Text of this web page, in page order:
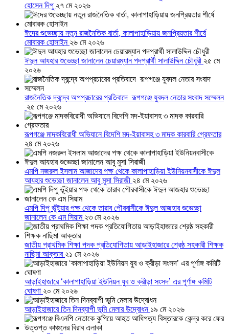
হোসেন দিপু ২৭ মে ২০২৬
ঈদের শুভেচ্ছায় নতুন রাজনৈতিক বার্তা, কালাপাহাড়িয়ায় জনপ্রিয়তার শীর্ষে
মোবারক হোসাইন ২৬ মে ২০২৬
ঈদুল আযহার শুভেচ্ছা জানালেন চেয়ারম্যান পদপ্রার্থী সালাউদ্দিন চৌধুরী ২৫ মে
২০২৬
রাজনৈতিক দ্বন্দ্বে অপপ্রচারের প্রতিবাদে ‎রূপগঞ্জে যুবদল নেতার সংবাদ সম্মেলন
২৫ মে ২০২৬
রূপগঞ্জে মাদকবিরোধী অভিযানে বিদেশি মদ-ইয়াবাসহ ৩ মাদক কারবারি গ্রেফতার
২৪ মে ২০২৬
এমপি নজরুল ইসলাম আজাদের পক্ষ থেকে কালাপাহাড়িয়া ইউনিয়নবাসীকে ঈদুল
আযহার শুভেচ্ছা জানালেন আবু মুসা সিরাজী ২৪ মে ২০২৬
এমপি দিপু ভূঁইয়ার পক্ষ থেকে তারাব পৌরবাসীকে ঈদুল আজহার শুভেচ্ছা
জানালেন কে এম সিয়াম ২৩ মে ২০২৬
জাতীয় প্রাথমিক শিক্ষা পদক প্রতিযোগিতায় আড়াইহাজারে শ্রেষ্ঠ সহকারী শিক্ষক
নাছিমা আক্তার ২১ মে ২০২৬
আড়াইহাজারে ‘কালাপাহাড়িয়া ইউনিয়ন যুব ও ক্রীড়া সংসদ’ এর পূর্ণাঙ্গ কমিটি
ঘোষণা ২০ মে ২০২৬
আড়াইহাজারে তিন দিনব্যাপী ভূমি মেলার উদ্বোধন ১৯ মে ২০২৬